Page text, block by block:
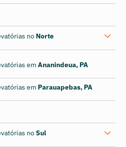
no Norte
emAnanindeua, PA
em Parauapebas, PA
noSul